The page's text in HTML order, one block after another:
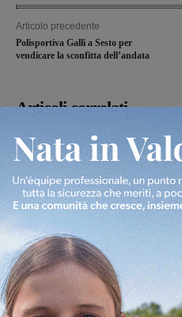
Articolo precedente
Polisportiva Galli a Sesto per
vendicare la sconfitta dell’andata
Articoli correlati
Punto Nascita della
Gruccia, Tucci (FdI):
“Montevarchi è sulla
giusta strada di un
aumento dei parti”